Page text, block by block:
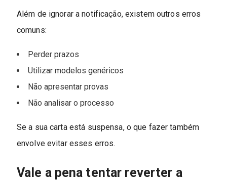
Além de ignorar a notificação, existem outros erros
comuns:
Perder prazos
Utilizar modelos genéricos
Não apresentar provas
Não analisar o processo
Se a sua carta está suspensa, o que fazer também
envolve evitar esses erros.
Vale a pena tentar reverter a